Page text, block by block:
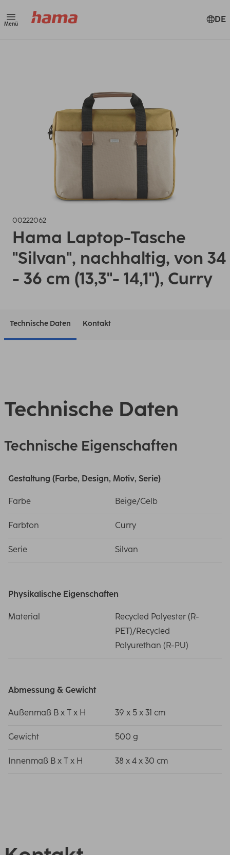
Menü DE
00222062
Hama Laptop-Tasche
"Silvan", nachhaltig, von 34
- 36 cm (13,3"- 14,1"), Curry
Technische Daten Kontakt
Technische Daten
Technische Eigenschaften
Gestaltung (Farbe, Design, Motiv, Serie)
Farbe Beige/Gelb
Farbton Curry
Serie Silvan
Physikalische Eigenschaften
Material
Recycled Polyester (R-
PET)/Recycled
Polyurethan (R-PU)
Abmessung & Gewicht
Außenmaß B x T x H 39 x 5 x 31 cm
Gewicht 500 g
Innenmaß B x T x H 38 x 4 x 30 cm